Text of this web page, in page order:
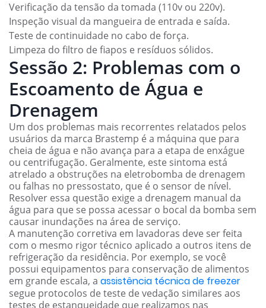
Verificação da tensão da tomada (110v ou 220v).
Inspeção visual da mangueira de entrada e saída.
Teste de continuidade no cabo de força.
Limpeza do filtro de fiapos e resíduos sólidos.
Sessão 2: Problemas com o
Escoamento de Água e
Drenagem
Um dos problemas mais recorrentes relatados pelos
usuários da marca Brastemp é a máquina que para
cheia de água e não avança para a etapa de enxágue
ou centrifugação. Geralmente, este sintoma está
atrelado a obstruções na eletrobomba de drenagem
ou falhas no pressostato, que é o sensor de nível.
Resolver essa questão exige a drenagem manual da
água para que se possa acessar o bocal da bomba sem
causar inundações na área de serviço.
A manutenção corretiva em lavadoras deve ser feita
com o mesmo rigor técnico aplicado a outros itens de
refrigeração da residência. Por exemplo, se você
possui equipamentos para conservação de alimentos
em grande escala, a assistência técnica de freezer
segue protocolos de teste de vedação similares aos
testes de estanqueidade que realizamos nas